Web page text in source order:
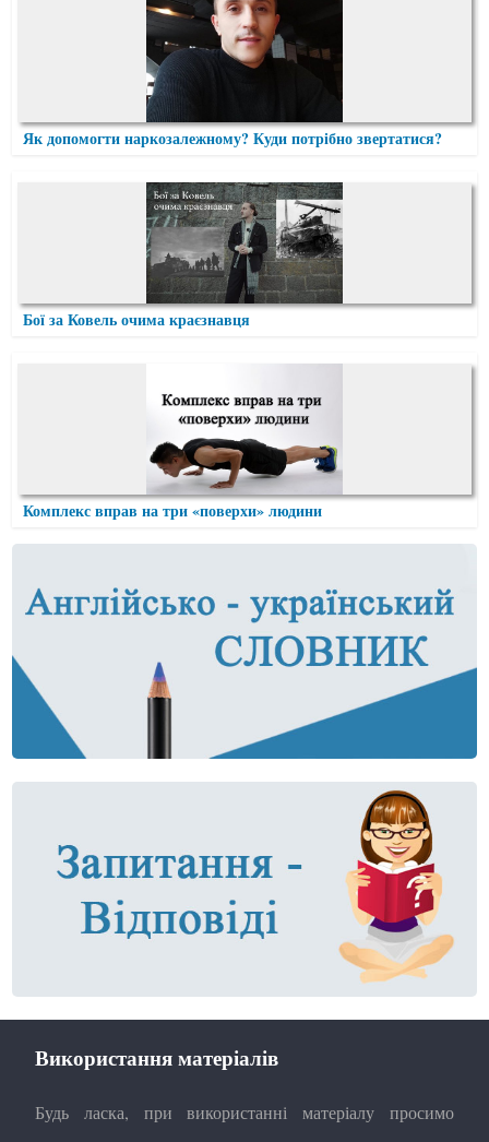
Як допомогти наркозалежному? Куди потрібно звертатися?
Бої за Ковель очима краєзнавця
Комплекс вправ на три «поверхи» людини
Використання матеріалів
Будь ласка, при використанні матеріалу просимо